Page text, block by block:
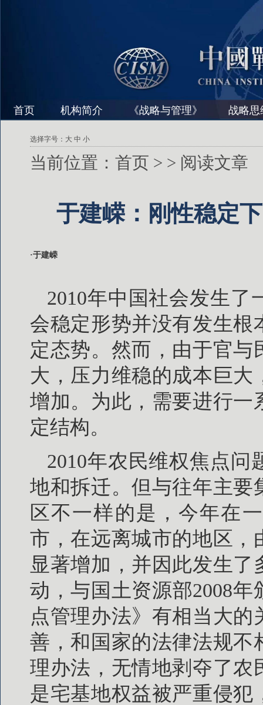
首页 机构简介 《战略与管理》 战略思
选择字号： 大 中 小
当前位置： 首页 > > 阅读文章
于建嵘：刚性稳定
·于建嵘
2010年中国社会发生
会稳定形势并没有发生
定态势。然而，由于官
大，压力维稳的成本巨
增加。为此，需要进行一
定结构。
2010年农民维权焦点
地和拆迁。但与往年主要
区不一样的是，今年在
市，在远离城市的地区，
显著增加，并因此发生
动，与国土资源部2008
点管理办法》有相当大
善，和国家的法律法规不
理办法，无情地剥夺了农
是宅基地权益被严重侵